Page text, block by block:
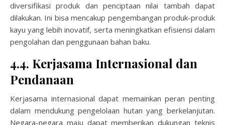
diversifikasi produk dan penciptaan nilai tambah dapat
dilakukan. Ini bisa mencakup pengembangan produk-produk
kayu yang lebih inovatif, serta meningkatkan efisiensi dalam
pengolahan dan penggunaan bahan baku.
4.4. Kerjasama Internasional dan
Pendanaan
Kerjasama internasional dapat memainkan peran penting
dalam mendukung pengelolaan hutan yang berkelanjutan.
Negara-negara maju dapat memberikan dukungan teknis